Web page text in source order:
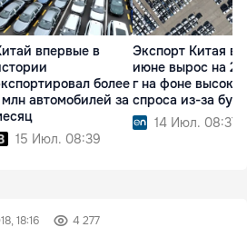
впервые в
более
млн автомобилей за
15 Июл. 08:39
Экспорт Китая в
июне вырос на
г на фоне
спроса из-за
14 Июл. 08:37
18:16 4 277